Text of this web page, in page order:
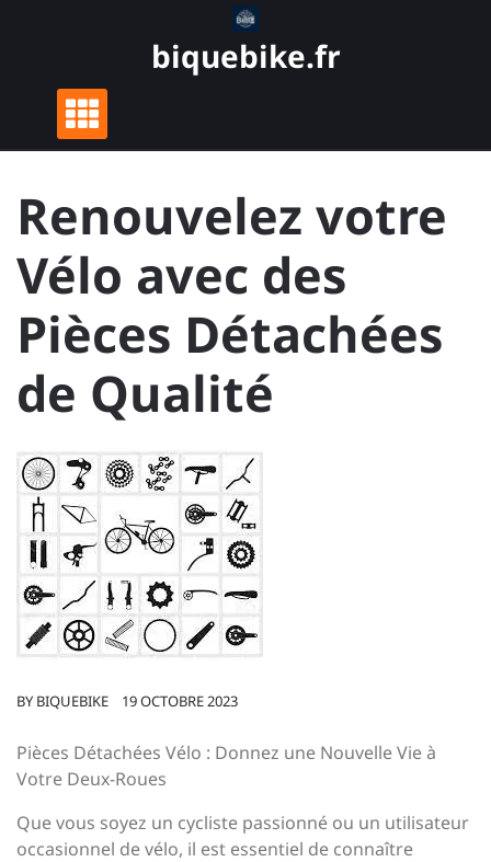
biquebike.fr
Renouvelez votre
Vélo avec des
Pièces Détachées
de Qualité
BY BIQUEBIKE 19 OCTOBRE 2023
Pièces Détachées Vélo : Donnez une Nouvelle Vie à
Votre Deux-Roues
Que vous soyez un cycliste passionné ou un utilisateur
occasionnel de vélo, il est essentiel de connaître